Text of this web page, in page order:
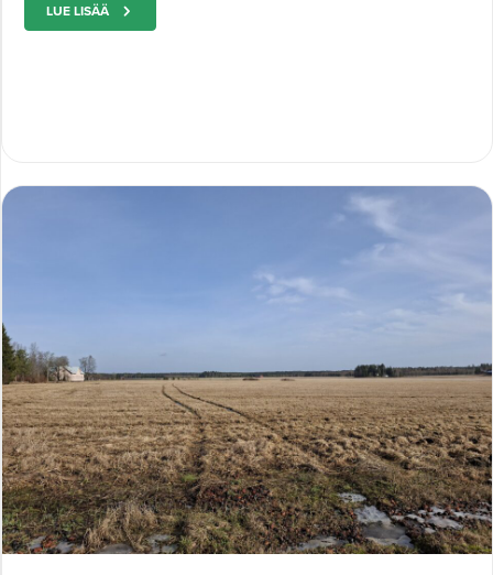
LUE LISÄÄ